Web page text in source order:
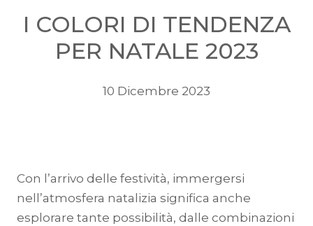
I COLORI DI TENDENZA
PER NATALE 2023
10 Dicembre 2023
Con l’arrivo delle festività, immergersi
nell’atmosfera natalizia significa anche
esplorare tante possibilità, dalle combinazioni